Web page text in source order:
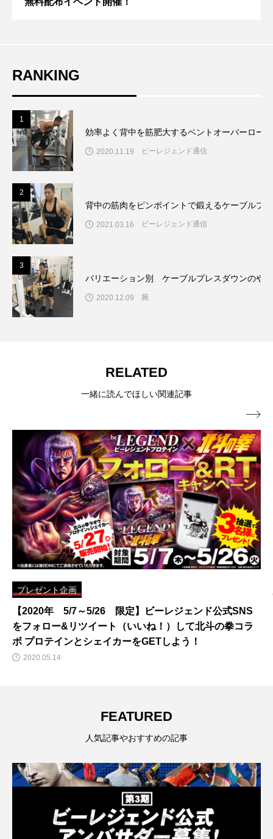
RANKING
1
効率よく背中を筋肥大するベントオーバーロー
2020.11.19 ビーレジェンド通信
2
背中の筋肉をピンポイントで鍛えるケーブルプ
2021.03.16 ビーレジェンド通信
3
バリエーション別 ケーブルプレスダウンのや
2020.12.09 腕
RELATED
一緒に読んでほしい関連記事
プレゼント企画
【2020年 5/7～5/26 限定】ビーレジェンド公式SNS
をフォロー&リツイート（いいね！）して北斗の拳コラ
ボ プロテインとシェイカーをGETしよう！
2020.05.14

FEATURED
人気記事やおすすめの記事